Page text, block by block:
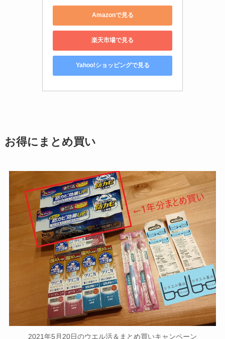
Amazonで見る
楽天市場で見る
Yahoo!ショッピングで見る
お得にまとめ買い
2021年5月20日のウエル活＆まとめ買いキャンペーン